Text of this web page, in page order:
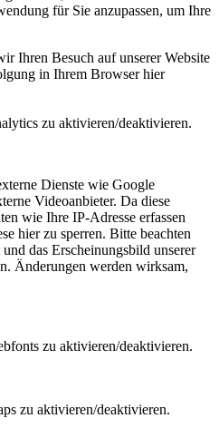
für Sie anzupassen, um Ihre
Ihren Besuch auf unserer Website
in Ihrem Browser hier
zu aktivieren/deaktivieren.
Dienste wie Google
Videoanbieter. Da diese
wie Ihre IP-Adresse erfassen
hier zu sperren. Bitte beachten
das Erscheinungsbild unserer
Änderungen werden wirksam,
zu aktivieren/deaktivieren.
zu aktivieren/deaktivieren.